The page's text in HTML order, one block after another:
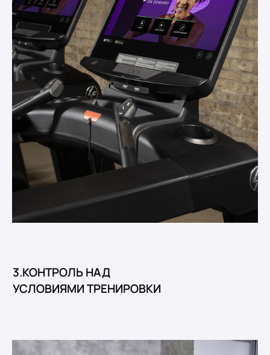
3.КОНТРОЛЬ НАД
УСЛОВИЯМИ ТРЕНИРОВКИ